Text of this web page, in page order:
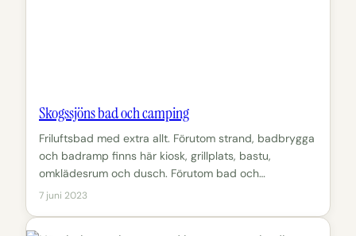
Skogssjöns bad och camping
Friluftsbad med extra allt. Förutom strand, badbrygga
och badramp finns här kiosk, grillplats, bastu,
omklädesrum och dusch. Förutom bad och…
7 juni 2023